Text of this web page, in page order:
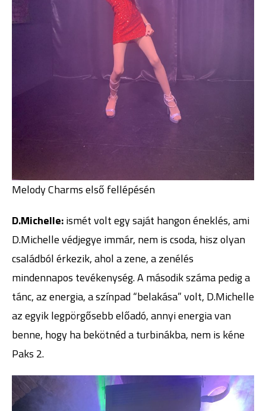
Melody Charms első fellépésén
D.Michelle:ismét volt egy saját hangon éneklés, ami
D.Michelle védjegye immár, nem is csoda, hisz olyan
családból érkezik, ahol a zene, a zenélés
mindennapos tevékenység. A második száma pedig a
tánc, az energia, a színpad “belakása” volt, D.Michelle
az egyik legpörgősebb előadó, annyi energia van
benne, hogy ha bekötnéd a turbinákba, nem is kéne
Paks 2.